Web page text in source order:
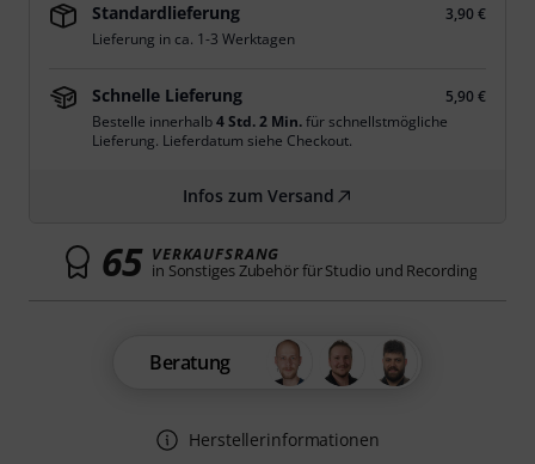
Standardlieferung
3,90 €
Lieferung in ca. 1-3 Werktagen
Schnelle Lieferung
5,90 €
Bestelle innerhalb4 Std. 2 Min.für schnellstmögliche
Lieferung. Lieferdatum siehe Checkout.
Infos zum Versand
65 VERKAUFSRANG
in Sonstiges Zubehör für Studio und Recording
Beratung
Herstellerinformationen